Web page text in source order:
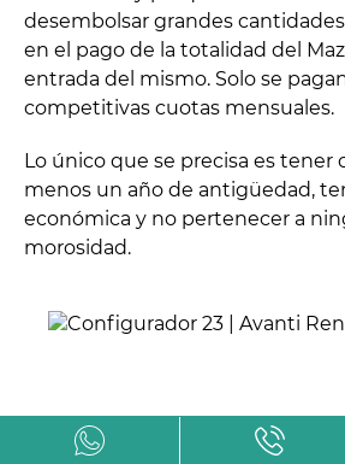
desembolsar grandes
en el pago de la totalidad del
entrada del mismo. Solo se
competitivas cuotas mensuales.
Lo único que se precisa es tener
menos un año de antigüedad,
económica y no pertenecer a
morosidad.